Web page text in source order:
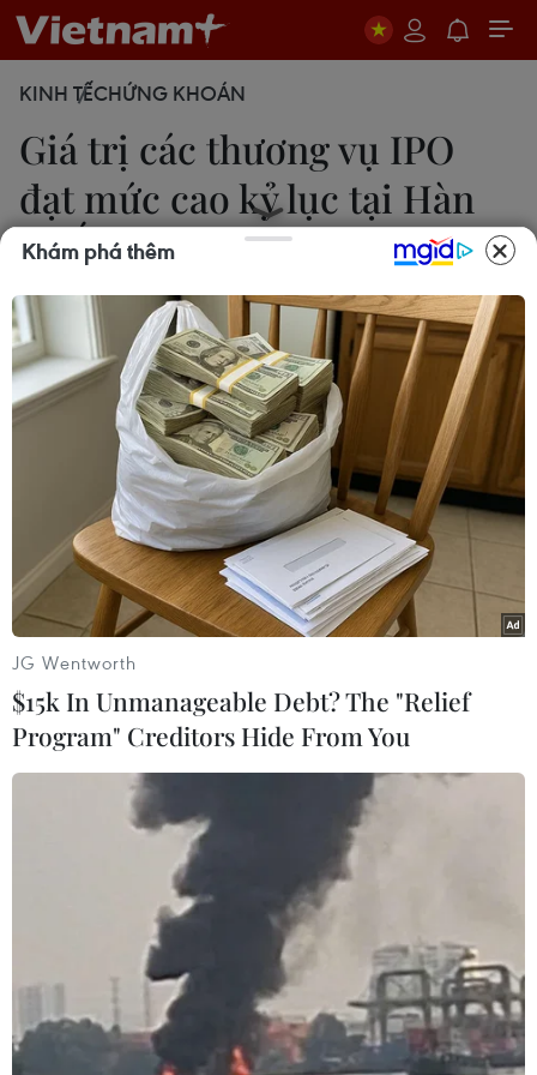
KINH TẾCHỨNG KHOÁN
Giá trị các thương vụ IPO
đạt mức cao kỷ lục tại Hàn
Quốc
Mai Ly
05/09/2021 22:37
Từ đầu năm đến nay, tổng cộng 16.100 tỷ won đã
được huy động thông qua IPO trên các sàn giao
dịch KOSPI và KOSDAQ của Hàn Quốc - cao hơn 2
lần so với giá trị IPO hồi năm ngoái.
Bảng điện tử thông báo chỉ số chứng khoán tại Ngân hàng
Hana ở Seoul (Hàn Quốc), ngày 4/1/2021. (Ảnh:
Hàn Quốc đang ghi nhận sự bùng nổ các thương
vụ phát hành cổ phiếu lần đầu ra công chúng
(IPO).
Giá trị các đợt IPO khổng lồ từ đầu năm đến nay
Khám phá thêm
JG Wentworth
$15k In Unmanageable Debt? The "Relief
Program" Creditors Hide From You